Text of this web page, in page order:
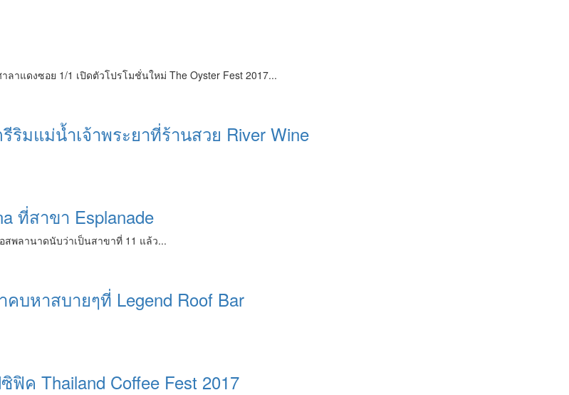
ลาแดงซอย 1/1 เปิดตัวโปรโมชั่นใหม่ The Oyster Fest 2017...
มแม่น้ำเจ้าพระยาที่ร้านสวย River Wine
ที่สาขา Esplanade
สพลานาดนับว่าเป็นสาขาที่ 11 แล้ว...
บหาสบายๆที่ Legend Roof Bar
ค Thailand Coffee Fest 2017